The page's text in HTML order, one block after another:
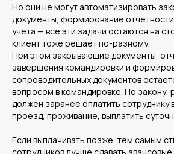
Но они не могут автоматизировать
документы, формирование отчетности
учета — все эти задачи остаются на
клиент тоже решает по-разному.
При этом закрывающие документы,
завершения командировки и
сопроводительных документов
вопросом в командировке. По закону,
должен заранее оплатить сотруднику
проезд, проживание, выплатить
Если выплачивать позже, тем самым
сотрудников лучше сдавать авансовые